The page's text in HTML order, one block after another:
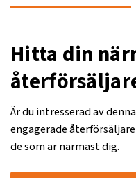
Hitta din
Är du intresserad av
engagerade
de som är närmast dig.